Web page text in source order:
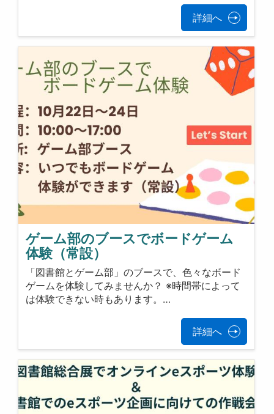
詳細へ
ゲーム部のブースでボードゲーム
体験（常設）
「図書館とゲーム部」のブースで、色々なボード
ゲームを体験してみませんか？ ※時間帯によって
は体験できない時もあります。…
詳細へ